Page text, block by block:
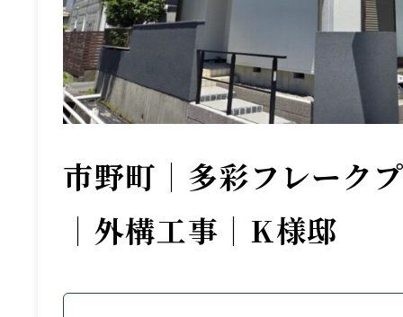
市野町｜多彩フレーク
｜外構工事｜K様邸